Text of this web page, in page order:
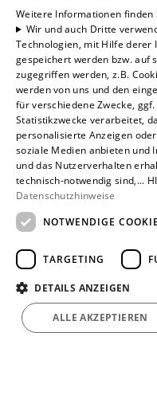
Leistungen
Privatkunden
Karriere
Unternehmen
Standorte
Löhne
Weitere Informationen finden
Wir und auch Dritte
Technologien, mit Hilfe derer
gespeichert werden bzw. auf
zugegriffen werden, z.B.
werden von uns und den
für verschiedene Zwecke,
Statistikzwecke verarbeitet,
personalisierte Anzeigen
soziale Medien anbieten und
und das Nutzerverhalten
technisch-notwendig sind,...
Datenschutzhinweise
NOTWENDIGE
TARGETING
DETAILS ANZEIGEN
ALLE AKZEPTIEREN